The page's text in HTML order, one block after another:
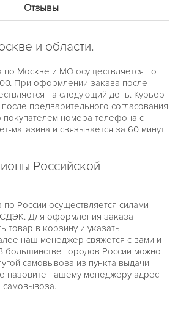
Отзывы
и области.
по Москве и МО осуществляется по
При оформлении заказа после
на следующий день. Курьер
предварительного согласования
покупателем номера телефона с
магазина и связывается за 60 минут
Российской
по России осуществляется силами
Для оформления заказа
товар в корзину и указать
наш менеджер свяжется с вами и
большинстве городов России можно
самовывоза из пункта выдачи
назовите нашему менеджеру адрес
самовывоза.